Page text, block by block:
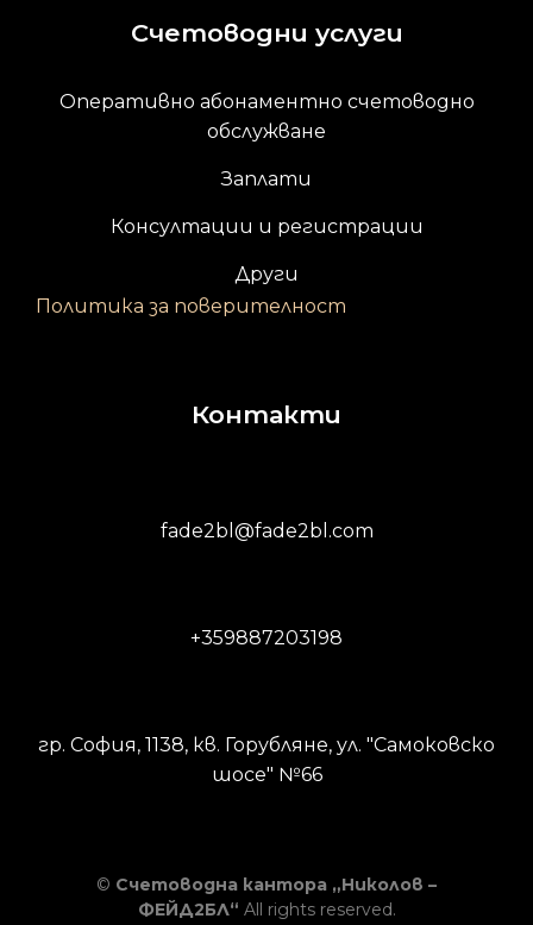
Счетоводни услуги
Оперативно абонаментно счетоводно
обслужване
Заплати
Консултации и регистрации
Други
Политика за поверителност
Контакти
fade2bl@fade2bl.com
+359887203198
гр. София, 1138, кв. Горубляне, ул. "Самоковско
шосе" №66
© Счетоводна кантора „Николов –
ФЕЙД2БЛ“ All rights reserved.